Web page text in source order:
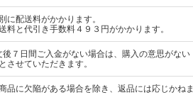
配送料がかかります。
料と代引き手数料４９３円がかかります。
７日間ご入金がない場合は、購入の意思がない
させていただきます。
品に欠陥がある場合を除き、返品には応じかねま